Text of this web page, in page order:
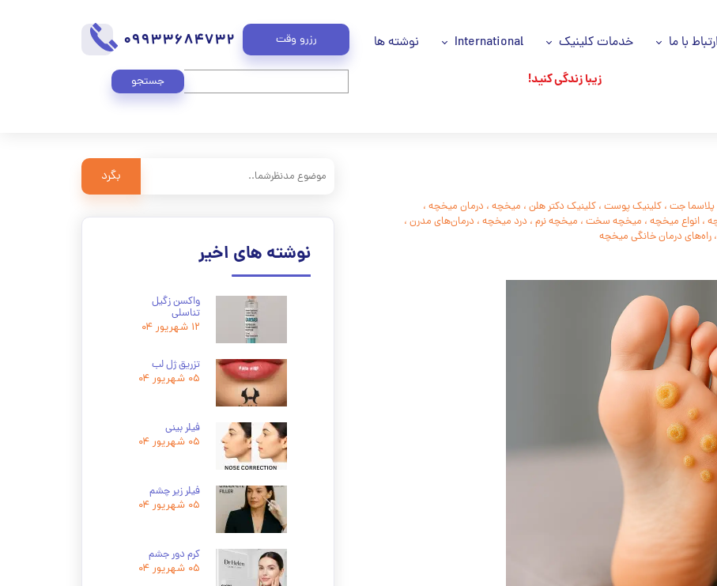
رزرو وقت 09933684732 ارتباط با ما
ما
خدمات کلینیک
خدمات ما
جایگزین های جراحی
ریزش مو
پاکسازی تخصصی پوست
درمان دارویی
مراقبت های خانگی Home care
برداشتن خال و درمان لک و جوش
درمان زگیل تناسلی
International نوشته ها
جستجو زیبا زندگی کنید!
پلاسما جت ، کلینیک پوست ، کلینیک دکتر هلن ، میخچه ، درمان میخچه ،
، انواع میخچه ، میخچه سخت ، میخچه نرم ، درد میخچه ، درمان‌های مدرن ،
، راه‌های درمان خانگی میخچه
نوشته های اخیر
واکسن زگیل
تناسلی
۱۲ شهریور ۰۴
تزریق ژل لب
۰۵ شهریور ۰۴
فیلر بینی
۰۵ شهریور ۰۴
فیلر زیر چشم
۰۵ شهریور ۰۴
کرم دور جشم
۰۵ شهریور ۰۴
بگرد